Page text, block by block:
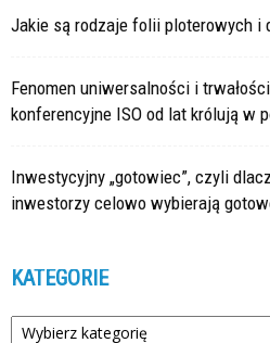
Jakie są rodzaje folii ploterowych i
Fenomen uniwersalności i
konferencyjne ISO od lat królują w
Inwestycyjny „gotowiec”, czyli
inwestorzy celowo wybierają
KATEGORIE
Kategorie